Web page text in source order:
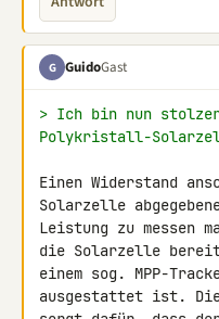
G GuidoGast
> Ich bin nun
Polykristall-
Einen Widerstand
Solarzelle
Leistung zu messen
die Solarzelle
einem sog. MPP-
ausgestattet ist.